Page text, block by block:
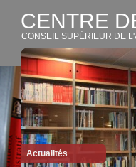
CENTRE
CONSEIL SUPÉRIEUR DE
Actualités